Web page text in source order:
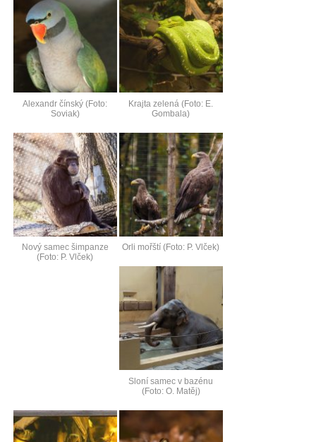
Alexandr čínský (Foto:
Soviak)
Krajta zelená (Foto: E.
Gombala)
Nový samec šimpanze
(Foto: P. Vlček)
Orli mořští (Foto: P. Vlček)
Sloní samec v bazénu
(Foto: O. Matěj)